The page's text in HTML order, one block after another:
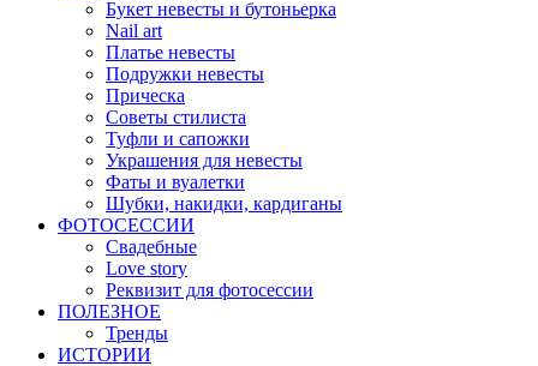
Букет невесты и бутоньерка
Nail art
Платье невесты
Подружки невесты
Прическа
Советы стилиста
Туфли и сапожки
Украшения для невесты
Фаты и вуалетки
Шубки, накидки, кардиганы
ФОТОСЕССИИ
Свадебные
Love story
Реквизит для фотосессии
ПОЛЕЗНОЕ
Тренды
ИСТОРИИ